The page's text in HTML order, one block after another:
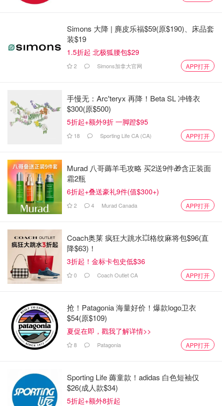
Vanguard美国总市场指数ETF（Vanguard
US Total Market Index ETF）
VUN
美国股票
iShares核心平衡ETF组合（iShares Core
Balanced ETF Portfolio）
策ETF
Equity ETF Portfolio）
策ETF
TD增长ETF组合（TD Growth ETF
Portfolio）
加拿大最适合投资美国股票ETF
标准普尔 500 指数以惊人的速度增长，这已不是什么秘
密，对投资者来说似乎只有上涨。
是否会很快结束。我没有水晶球来回答这个问题，但我可以
说，如果你正在寻找标普指数的中等风险敞口，那么
VFV
得考虑。
自成立以来，它的 1 年年均回报率为 11.69%，回报率为
以下是其前三大持股：
微软公司
苹果公司
加拿大美国股票最佳ETF亚军
Simons 大降 | 麂皮乐福$59(原$190)、床品套
装$19
1.5折起 北极狐腰包$29
2 Simons加拿大官网 APP打开
手慢无：Arc'teryx 再降！Beta SL 冲锋衣
$300(原$500)
5折起+额外9折 一脚蹬$95
18 Sporting Life CA (CA) APP打开
Murad 八哥薅羊毛攻略 买2送9件🎁含正装面
霜2瓶
6折起+叠送豪礼9件(值$300+)
2 4 Murad Canada APP打开
Coach奥莱 疯狂大跳水💥格纹麻将包$96(直
降$63)！
3折起！金标卡包史低$36
0 Coach Outlet CA APP打开
抢！Patagonia 海量好价！爆款logo卫衣
$54(原$109)
夏促在即，戳我了解详情>>
8 Patagonia APP打开
Sporting Life 薅童款！adidas 白色短袖仅
$26(成人款$34)
5折起+额外8折起